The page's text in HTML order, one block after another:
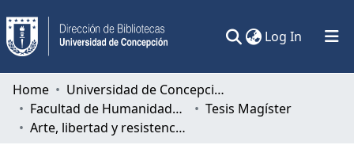
Log In (current)
Communities & Collections
All of DSpace
Home
Universidad de Concepción
Facultad de Humanidades y Arte
Tesis Magíster
Arte, libertad y resistencia.